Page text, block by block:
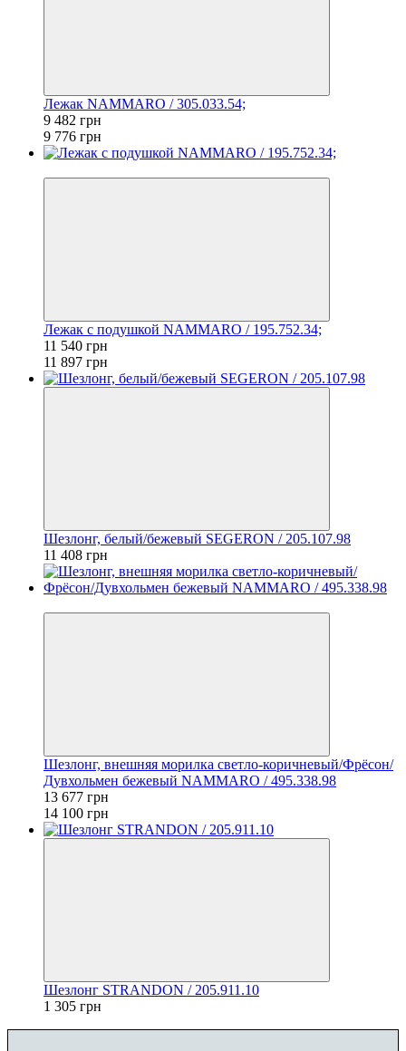
Лежак NAMMARO / 305.033.54;
9 482 грн
9 776 грн
Лежак с подушкой NAMMARO / 195.752.34;
11 540 грн
11 897 грн
Шезлонг, белый/бежевый SEGERON / 205.107.98
11 408 грн
Шезлонг, внешняя морилка светло-коричневый/Фрёсон/
Дувхольмен бежевый NAMMARO / 495.338.98
13 677 грн
14 100 грн
Шезлонг STRANDON / 205.911.10
1 305 грн